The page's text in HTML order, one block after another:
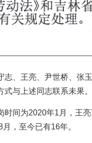
志、王亮、尹世桥、张
与上述同志联系未果。
时间为2020年1月，王
，至今已有16年。